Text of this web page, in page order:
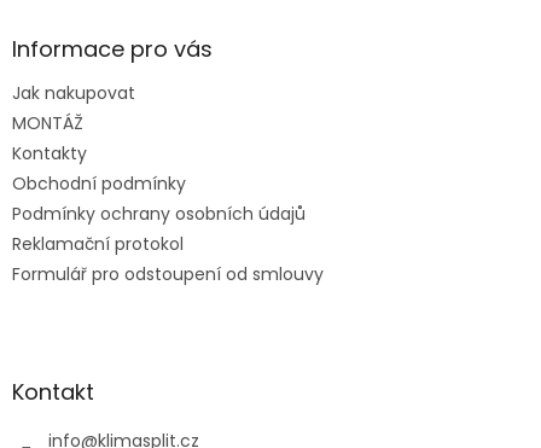
aInformace pro vás
Jak nakupovat
MONTÁŽ
Kontakty
Obchodní podmínky
Podmínky ochrany osobních údajů
Reklamační protokol
Formulář pro odstoupení od smlouvy
Kontakt
info@klimasplit.cz